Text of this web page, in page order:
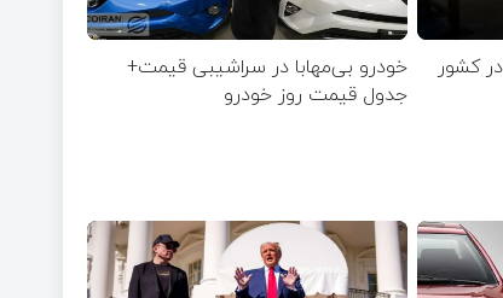
خودرو بی‌مهابا در سراشیبی قیمت+
جدول قیمت روز خودرو